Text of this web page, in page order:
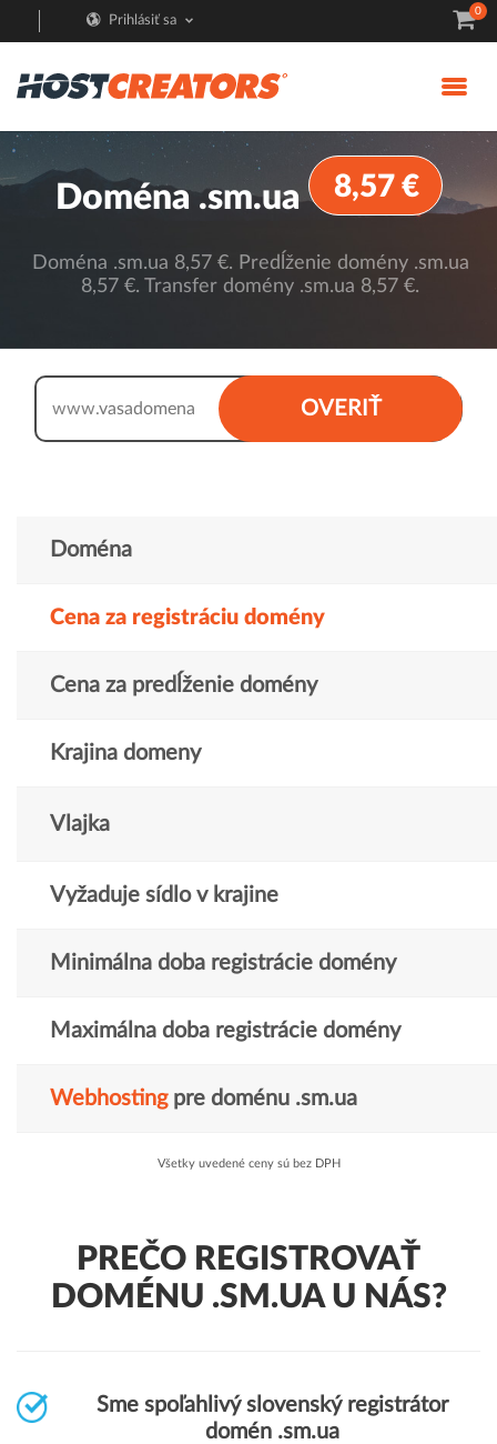
Prihlásiť sa
0
Doména .sm.ua 8,57 €
Doména .sm.ua 8,57 €. Predĺženie domény .sm.ua
8,57 €. Transfer domény .sm.ua 8,57 €.
OVERIŤ
www.
Doména
Cena za registráciu domény
Cena za predĺženie domény
Krajina domeny
Vlajka
Vyžaduje sídlo v krajine
Minimálna doba registrácie domény
Maximálna doba registrácie domény
Webhostingpre doménu .sm.ua
Všetky uvedené ceny sú bez DPH
PREČO REGISTROVAŤ
DOMÉNU .SM.UA U NÁS?
Sme spoľahlivý slovenský registrátor
domén .sm.ua